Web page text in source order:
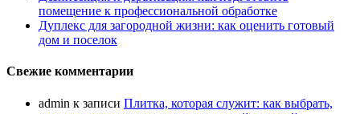
помещение к профессиональной обработке
Дуплекс для загородной жизни: как оценить готовый
дом и поселок
Свежие комментарии
admin к записи Плитка, которая служит: как выбрать,